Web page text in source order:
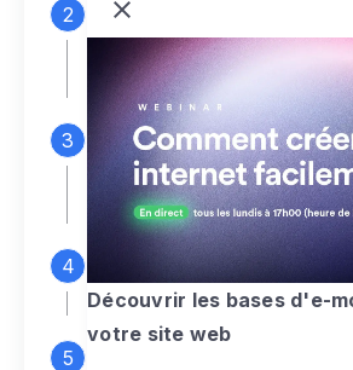
Connectez-vous
monsite gratuit pour
espace d'administration
Personnalisez
designpour créer un site
à votre image
Ajoutez des pagessans
présenter votre activité,
Découvrir les bases d'e-
votre site web